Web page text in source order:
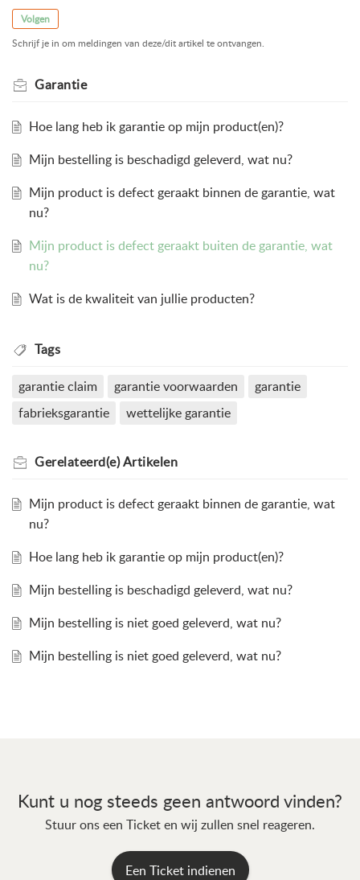
Volgen
Schrijf je in om meldingen van deze/dit artikel te ontvangen.
Garantie
Hoe lang heb ik garantie op mijn product(en)?
Mijn bestelling is beschadigd geleverd, wat nu?
Mijn product is defect geraakt binnen de garantie, wat
nu?
Mijn product is defect geraakt buiten de garantie, wat
nu?
Wat is de kwaliteit van jullie producten?
Tags
garantie claim garantie voorwaarden
garantie
fabrieksgarantie
wettelijke garantie
Gerelateerd(e)Artikelen
Mijn product is defect geraakt binnen de garantie, wat
nu?
Hoe lang heb ik garantie op mijn product(en)?
Mijn bestelling is beschadigd geleverd, wat nu?
Mijn bestelling is niet goed geleverd, wat nu?
Mijn bestelling is niet goed geleverd, wat nu?
Kunt u nog steeds geen antwoord vinden?
Stuur ons een Ticket en wij zullen snel reageren.
Een Ticket indienen